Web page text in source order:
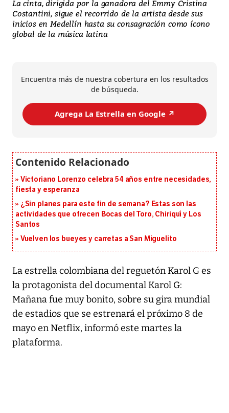
La cinta, dirigida por la ganadora del Emmy Cristina
Costantini, sigue el recorrido de la artista desde sus
inicios en Medellín hasta su consagración como ícono
global de la música latina
Encuentra más de nuestra cobertura en los resultados
de búsqueda.
Agrega La Estrella en Google ↗️
Victoriano Lorenzo celebra 54 años entre necesidades,
fiesta y esperanza
¿Sin planes para este fin de semana? Estas son las
actividades que ofrecen Bocas del Toro, Chiriquí y Los
Santos
Vuelven los bueyes y carretas a San Miguelito
La estrella colombiana del reguetón Karol G es
la protagonista del documental Karol G:
Mañana fue muy bonito, sobre su gira mundial
de estadios que se estrenará el próximo 8 de
mayo en Netflix, informó este martes la
plataforma.